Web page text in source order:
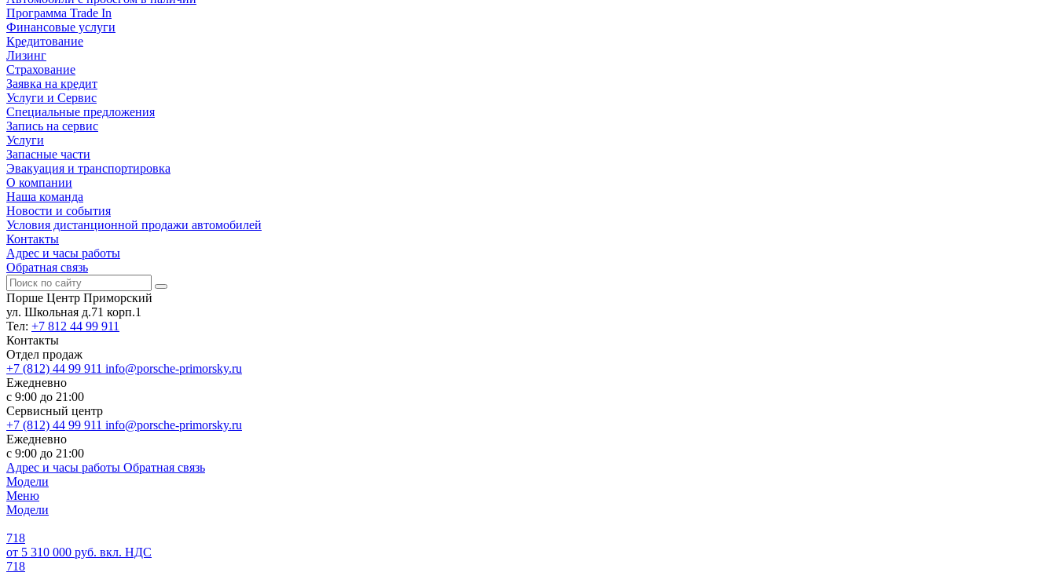
Программа Trade In
Финансовые услуги
Кредитование
Лизинг
Страхование
Заявка на кредит
Услуги и Сервис
Специальные предложения
Запись на сервис
Услуги
Запасные части
Эвакуация и транспортировка
О компании
Наша команда
Новости и события
Условия дистанционной продажи автомобилей
Контакты
Адрес и часы работы
Обратная связь
Порше Центр Приморский
ул. Школьная д.71 корп.1
Тел: +7 812 44 99 911
Контакты
Отдел продаж
+7 (812) 44 99 911 info@porsche-primorsky.ru
Ежедневно
с 9:00 до 21:00
Сервисный центр
+7 (812) 44 99 911 info@porsche-primorsky.ru
Ежедневно
с 9:00 до 21:00
Адрес и часы работы Обратная связь
Модели
Меню
Модели
718
от 5 310 000 руб. вкл. НДС
718